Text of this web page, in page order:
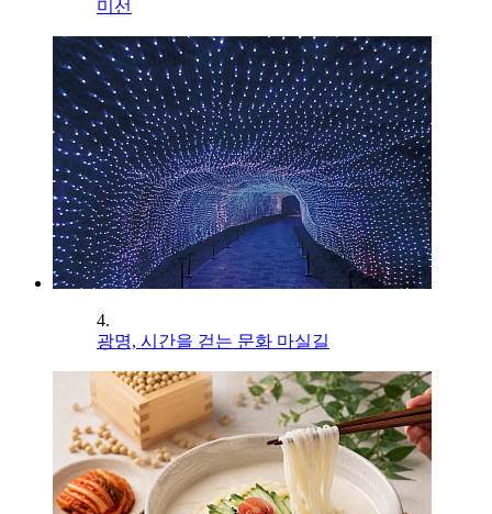
미선
4.
광명, 시간을 걷는 문화 마실길